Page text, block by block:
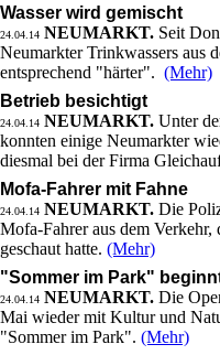
Wasser wird gemischt
24.04.14 NEUMARKT. Seit
Neumarkter Trinkwassers aus
entsprechend "härter". (Mehr)
Betrieb besichtigt
24.04.14 NEUMARKT. Unter
konnten einige Neumarkter
diesmal bei der Firma
Mofa-Fahrer mit Fahne
24.04.14 NEUMARKT. Die
Mofa-Fahrer aus dem
geschaut hatte. (Mehr)
"Sommer im Park"
24.04.14 NEUMARKT. Die
Mai wieder mit Kultur und
"Sommer im Park". (Mehr)